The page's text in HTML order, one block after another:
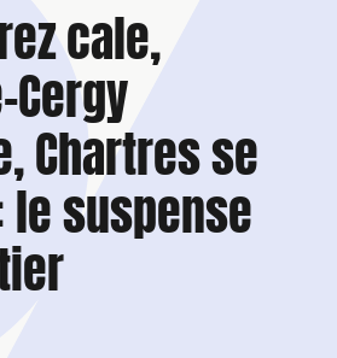
cale,
Chartres se
suspense